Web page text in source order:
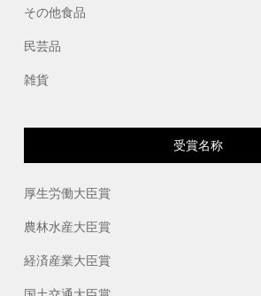
その他食品
民芸品
雑貨
受賞名称
厚生労働大臣賞
農林水産大臣賞
経済産業大臣賞